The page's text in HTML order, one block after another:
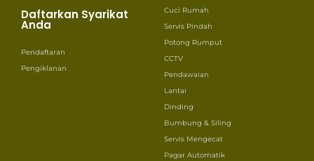
Daftarkan Syarikat
Anda
Pendaftaran
Pengiklanan
Cuci Rumah
Servis Pindah
Potong Rumput
CCTV
Pendawaian
Lantai
Dinding
Bumbung & Siling
Servis Mengecat
Pagar Automatik